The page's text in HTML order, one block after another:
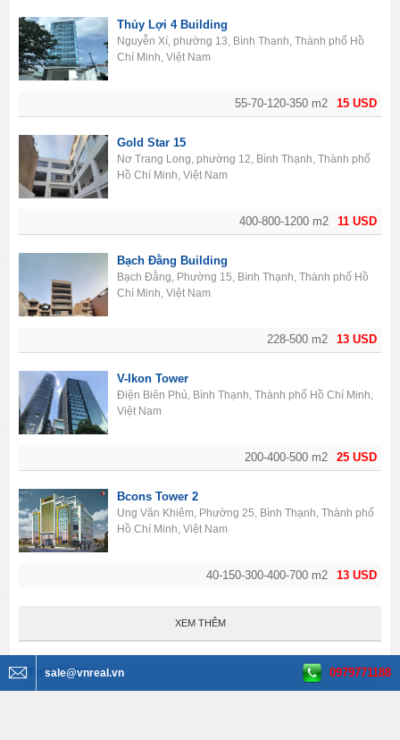
15 USD
55-70-120-350 m2
Thủy Lợi 4 Building
Nguyễn Xí, phường 13, Bình Thạnh, Thành phố Hồ
Chí Minh, Việt Nam
11 USD
400-800-1200 m2
Gold Star 15
Nơ Trang Long, phường 12, Bình Thạnh, Thành phố
Hồ Chí Minh, Việt Nam
13 USD
228-500 m2
Bạch Đằng Building
Bạch Đằng, Phường 15, Bình Thạnh, Thành phố Hồ
Chí Minh, Việt Nam
25 USD
200-400-500 m2
V-Ikon Tower
Điện Biên Phủ, Bình Thạnh, Thành phố Hồ Chí Minh,
Việt Nam
13 USD
40-150-300-400-700 m2
Bcons Tower 2
Ung Văn Khiêm, Phường 25, Bình Thạnh, Thành phố
Hồ Chí Minh, Việt Nam
XEM THÊM
Tìm kiếm BĐS
sale@vnreal.vn 0979771188